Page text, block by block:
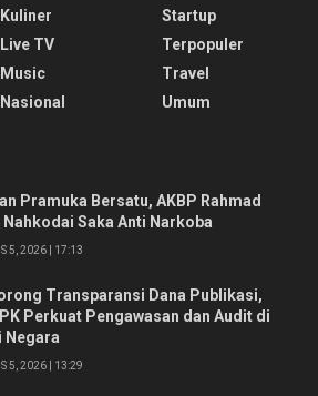
Kuliner
Live TV
Music
Nasional
Startup
Terpopuler
Travel
Umum
Pramuka Bersatu, AKBP Rahmad
Nahkodai Saka Anti Narkoba
5, 2026 | 17:13
Transparansi Dana Publikasi,
Perkuat Pengawasan dan Audit di
Negara
5, 2026 | 13:29